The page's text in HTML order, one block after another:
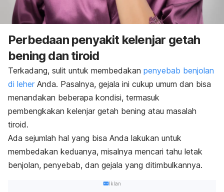
Perbedaan penyakit kelenjar getah
bening dan tiroid
Terkadang, sulit untuk membedakan penyebab benjolan
di leher Anda. Pasalnya, gejala ini cukup umum dan bisa
menandakan beberapa kondisi, termasuk
pembengkakan kelenjar getah bening atau masalah
tiroid.
Ada sejumlah hal yang bisa Anda lakukan untuk
membedakan keduanya, misalnya mencari tahu letak
benjolan, penyebab, dan gejala yang ditimbulkannya.
Iklan